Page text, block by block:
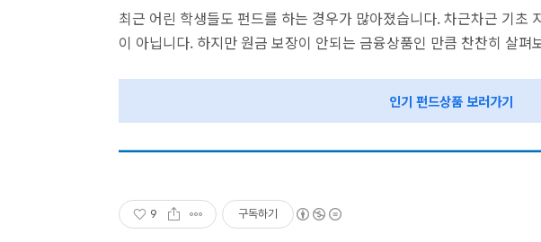
최근 어린 학생들도 펀드를 하는 경우가 많아졌습니다. 차근차근 기초
이 아닙니다. 하지만 원금 보장이 안되는 금융상품인 만큼 찬찬히 살
인기 펀드상품 보러가기
9 구독하기